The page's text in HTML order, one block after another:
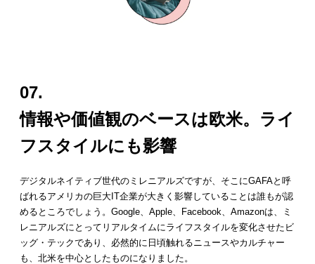
07.
情報や価値観のベースは欧米。ライ
フスタイルにも影響
デジタルネイティブ世代のミレニアルズですが、そこにGAFAと呼
ばれるアメリカの巨大IT企業が大きく影響していることは誰もが認
めるところでしょう。Google、Apple、Facebook、Amazonは、ミ
レニアルズにとってリアルタイムにライフスタイルを変化させたビ
ッグ・テックであり、必然的に日頃触れるニュースやカルチャー
も、北米を中心としたものになりました。